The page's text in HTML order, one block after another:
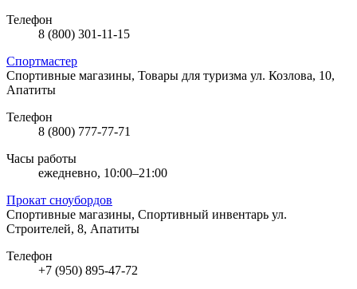
Телефон
8 (800) 301-11-15
Спортмастер
Спортивные магазины, Товары для туризма ул. Козлова, 10,
Апатиты
Телефон
8 (800) 777-77-71
Часы работы
ежедневно, 10:00–21:00
Прокат сноубордов
Спортивные магазины, Спортивный инвентарь ул.
Строителей, 8, Апатиты
Телефон
+7 (950) 895-47-72